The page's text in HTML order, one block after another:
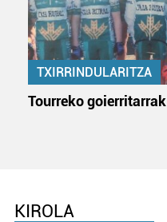
TXIRRINDULARITZA
Tourreko goierritarrak
KIROLA